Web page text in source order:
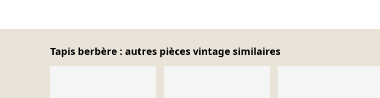
Tapis berbère : autres pièces vintage similaires